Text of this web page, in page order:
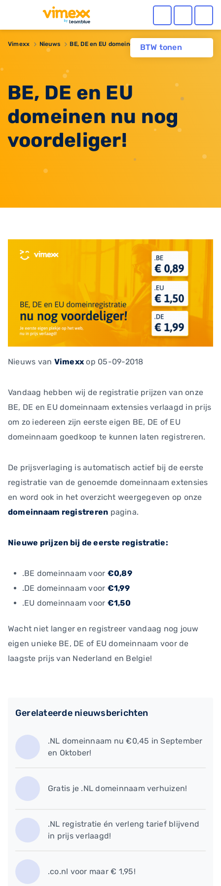
BTW tonen
Vimexx Nieuws BE, DE en EU domeinen nu nog voordeliger!
BE, DE en EU
domeinen nu nog
voordeliger!
Nieuws van Vimexx op 05-09-2018
Vandaag hebben wij de registratie prijzen van onze
BE, DE en EU domeinnaam extensies verlaagd in prijs
om zo iedereen zijn eerste eigen BE, DE of EU
domeinnaam goedkoop te kunnen laten registreren.
De prijsverlaging is automatisch actief bij de eerste
registratie van de genoemde domeinnaam extensies
en word ook in het overzicht weergegeven op onze
domeinnaam registreren pagina.
Nieuwe prijzen bij de eerste registratie:
.BE domeinnaam voor €0,89
.DE domeinnaam voor €1,99
.EU domeinnaam voor €1,50
Wacht niet langer en registreer vandaag nog jouw
eigen unieke BE, DE of EU domeinnaam voor de
laagste prijs van Nederland en Belgie!
Gerelateerde nieuwsberichten
.NL domeinnaam nu €0,45 in September
en Oktober!
Gratis je .NL domeinnaam verhuizen!
.NL registratie én verleng tarief blijvend
in prijs verlaagd!
.co.nl voor maar € 1,95!